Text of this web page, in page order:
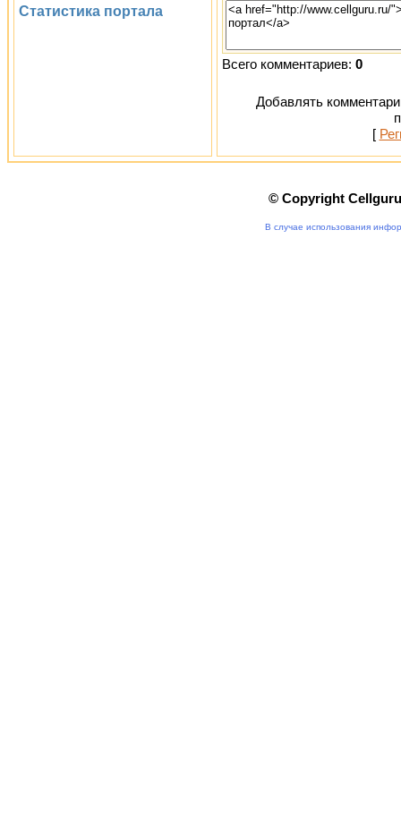
Статистика портала
Всего комментариев: 0
Добавлять
[
© Copyright
В случае использования